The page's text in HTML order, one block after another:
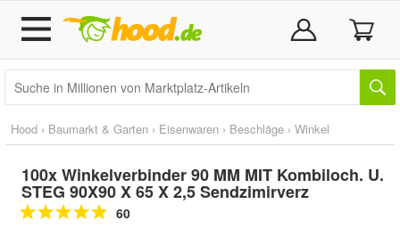
Hood › Baumarkt & Garten › Eisenwaren › Beschläge › Winkel
100x Winkelverbinder 90 MM MIT Kombiloch. U.
STEG 90X90 X 65 X 2,5 Sendzimirverz
60